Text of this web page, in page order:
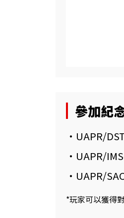
參加紀
・UAPR/
・UAPR/
・UAPR/
*玩家可以獲得